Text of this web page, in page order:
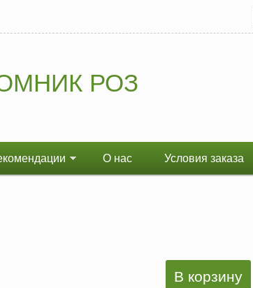
РОЗ
О нас Условия заказа